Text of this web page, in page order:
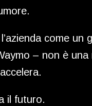
come un
– non è una
il futuro.